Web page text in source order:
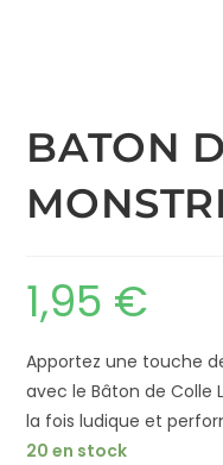
BATON
1,95 €
Apportez une touche
avec le Bâton de Colle
la fois ludique et
20 en stock